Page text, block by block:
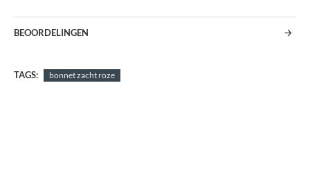
BEOORDELINGEN
TAGS: bonnet zacht roze